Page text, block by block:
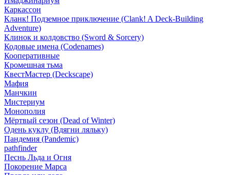
Каркассон
Кланк! Подземное приключение (Clank! A Deck-Building
Adventure)
Клинок и колдовство (Sword & Sorcery)
Кодовые имена (Codenames)
Кооперативные
Кромешная тьма
КвестМастер (Deckscape)
Мафия
Манчкин
Мистериум
Монополия
Мёртвый сезон (Dead of Winter)
Одень куклу (Вдягни ляльку)
Пандемия (Pandemic)
pathfinder
Песнь Льда и Огня
Покорение Марса